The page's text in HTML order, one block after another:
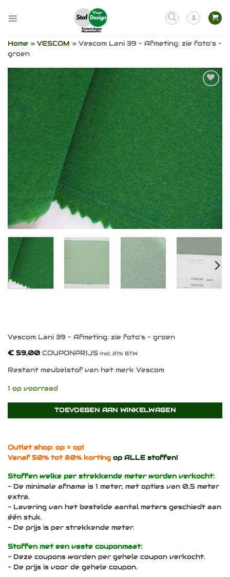
naar
Home » VESCOM » Vescom Lani 39 – Afmeting: zie foto’s –
groen
Toevoegen
aan
verlanglijst
Vescom Lani 39 – Afmeting: zie foto’s – groen
€ 59,00 COUPONPRIJS Incl. 21% BTW
Restant meubelstof van het merk Vescom
1 op voorraad
TOEVOEGEN AAN WINKELWAGEN
Outlet shop: op = op!
Vanaf 50% tot 80% korting op ALLE stoffen!
Stoffen welke per strekkende meter worden verkocht:
- De minimale afname is 1 meter, met opties van 0,5 meter
extra.
- Levering van het bestelde aantal meters geschiedt aan
één stuk.
- De prijs is per strekkende meter.
Stoffen met een vaste couponmaat:
- Deze coupons worden per gehele coupon verkocht.
- De prijs is voor de gehele coupon.